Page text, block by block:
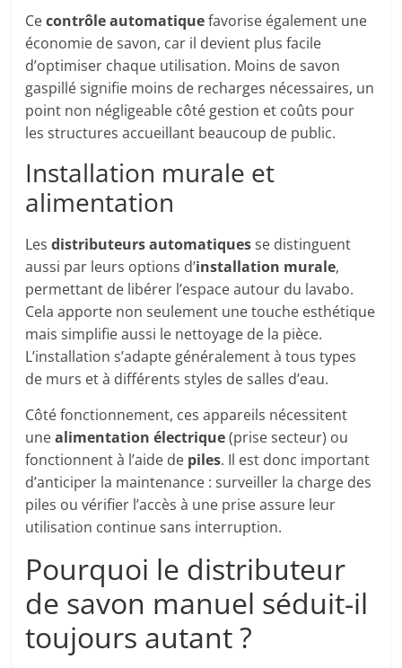
Cecontrôle automatiquefavorise également une
économie de savon, car il devient plus facile
d’optimiser chaque utilisation. Moins de savon
gaspillé signifie moins de recharges nécessaires, un
point non négligeable côté gestion et coûts pour
les structures accueillant beaucoup de public.
Installation murale et
alimentation
Lesdistributeurs automatiquesse distinguent
aussi par leurs options d’installation murale,
permettant de libérer l’espace autour du lavabo.
Cela apporte non seulement une touche esthétique
mais simplifie aussi le nettoyage de la pièce.
L’installation s’adapte généralement à tous types
de murs et à différents styles de salles d’eau.
Côté fonctionnement, ces appareils nécessitent
unealimentation électrique(prise secteur) ou
fonctionnent à l’aide de piles. Il est donc important
d’anticiper la maintenance : surveiller la charge des
piles ou vérifier l’accès à une prise assure leur
utilisation continue sans interruption.
Pourquoi le distributeur
de savon manuel séduit-il
toujours autant ?